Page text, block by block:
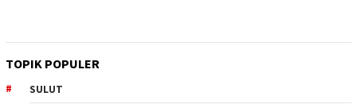
TOPIK POPULER
SULUT